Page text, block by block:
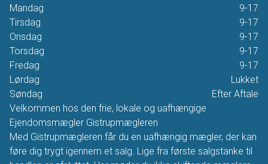
Mandag
9-17
Tirsdag
9-17
Onsdag
9-17
Torsdag
9-17
Fredag
9-17
Lørdag
Lukket
Søndag
Efter Aftale
Velkommen hos den frie, lokale og uafhængige
Ejendomsmægler Gistrupmægleren
Med Gistrupmægleren får du en uafhængig mægler, der kan
føre dig trygt igennem et salg. Lige fra første salgstanke til